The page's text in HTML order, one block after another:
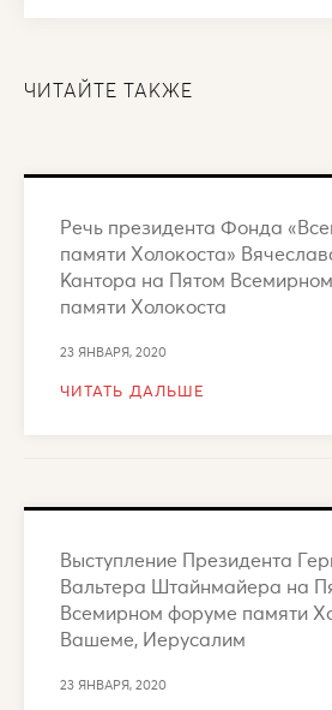
ЧИТАЙТЕ ТАКЖЕ
Речь президента Фонда
памяти Холокоста»
Кантора на Пятом
памяти Холокоста
23 ЯНВАРЯ, 2020
ЧИТАТЬ ДАЛЬШЕ
Выступление Президента
Вальтера Штайнмайера на
Всемирном форуме памяти
Вашеме, Иерусалим
23 ЯНВАРЯ, 2020